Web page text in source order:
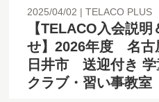
2025/04/02 TELACO PLUS
【TELACO入会説
せ】2026年度 名古
日井市 送迎付き 学
クラブ・習い事教室